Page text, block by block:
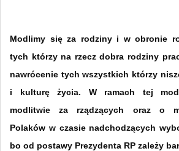
Modlimy się za rodziny i w obronie
tych którzy na rzecz dobra rodziny
nawrócenie tych wszystkich którzy
i kulturę życia. W ramach tej
modlitwie za rządzących oraz o
Polaków w czasie nadchodzących
bo od postawy Prezydenta RP zależy